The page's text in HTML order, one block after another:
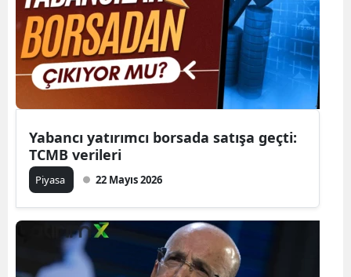
Yabancı yatırımcı borsada satışa geçti:
TCMB verileri
Piyasa 22 Mayıs 2026